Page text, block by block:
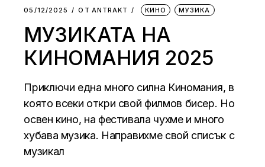
05/12/2025 ОТ АNTRAKT КИНО МУЗИКА
МУЗИКАТА НА
КИНОМАНИЯ 2025
Приключи една много силна Киномания, в
която всеки откри свой филмов бисер. Но
освен кино, на фестивала чухме и много
хубава музика. Направихме свой списък с
музикал